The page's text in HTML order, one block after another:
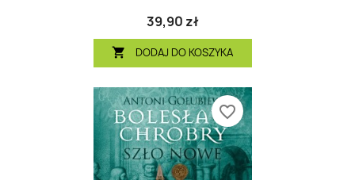
39,90 zł
 DODAJ DO KOSZYKA
favorite_border